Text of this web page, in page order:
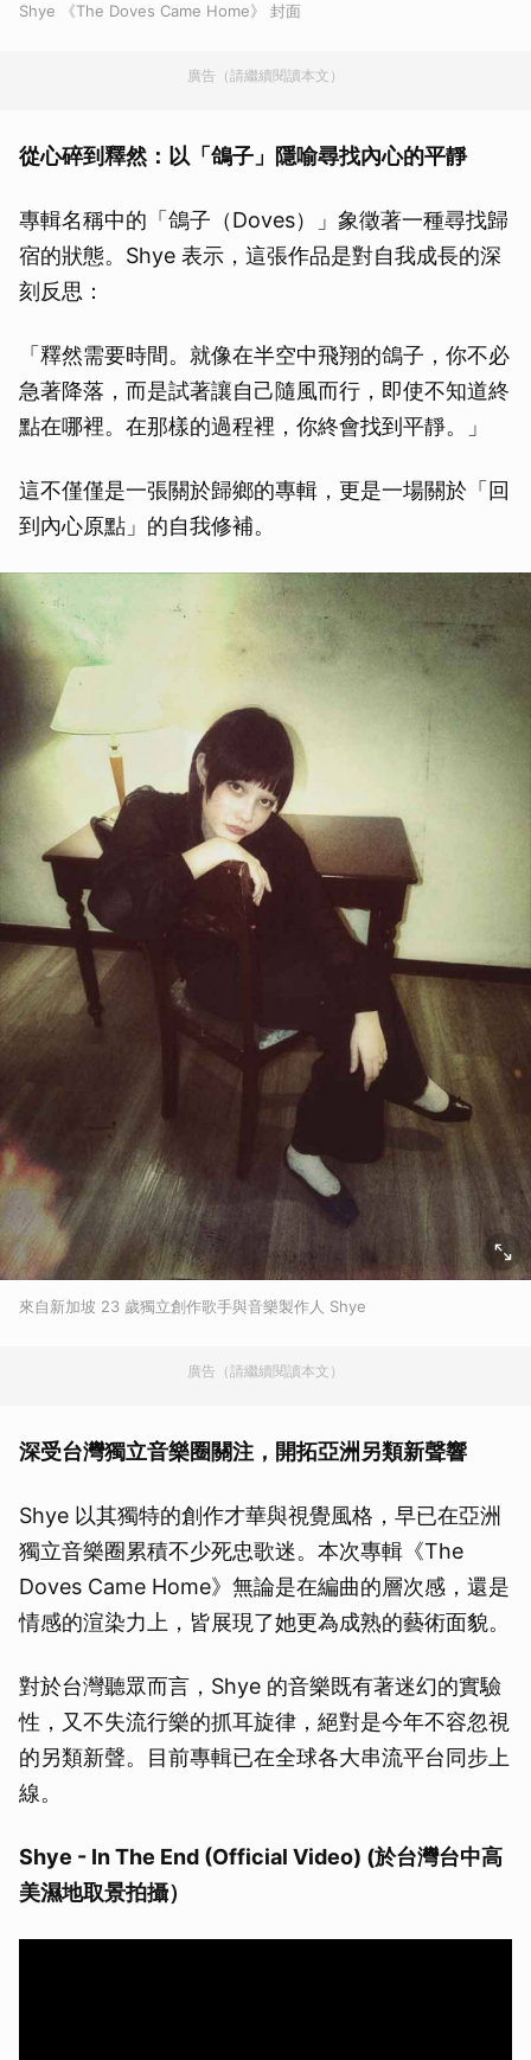
Shye 《The Doves Came Home》 封面
廣告（請繼續閱讀本文）
從心碎到釋然：以「鴿子」隱喻尋找內心的平靜
專輯名稱中的「鴿子（Doves）」象徵著一種尋找歸
宿的狀態。Shye 表示，這張作品是對自我成長的深
刻反思：
「釋然需要時間。就像在半空中飛翔的鴿子，你不必
急著降落，而是試著讓自己隨風而行，即使不知道終
點在哪裡。在那樣的過程裡，你終會找到平靜。」
這不僅僅是一張關於歸鄉的專輯，更是一場關於「回
到內心原點」的自我修補。
來自新加坡 23 歲獨立創作歌手與音樂製作人 Shye
廣告（請繼續閱讀本文）
深受台灣獨立音樂圈關注，開拓亞洲另類新聲響
Shye 以其獨特的創作才華與視覺風格，早已在亞洲
獨立音樂圈累積不少死忠歌迷。本次專輯《The
Doves Came Home》無論是在編曲的層次感，還是
情感的渲染力上，皆展現了她更為成熟的藝術面貌。
對於台灣聽眾而言，Shye 的音樂既有著迷幻的實驗
性，又不失流行樂的抓耳旋律，絕對是今年不容忽視
的另類新聲。目前專輯已在全球各大串流平台同步上
線。
Shye - In The End (Official Video) (於台灣台中高
美濕地取景拍攝）